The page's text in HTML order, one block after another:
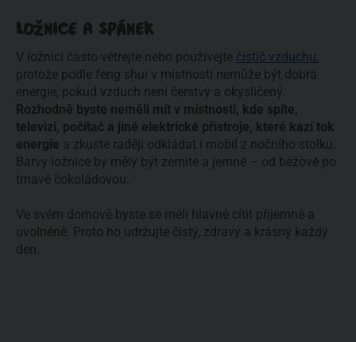
LOŽNICE A SPÁNEK
V ložnici často větrejte nebo používejte čistič vzduchu,
protože podle feng shui v místnosti nemůže být dobrá
Rozhodně byste neměli mít v místnosti, kde spíte,
televizi, počítač a jiné elektrické přístroje, které kazí tok
energie a zkuste raději odkládat i mobil z nočního stolku.
Barvy ložnice by měly být zemité a jemné – od béžové po
tmavě čokoládovou.
Ve svém domově byste se měli hlavně cítit příjemně a
uvolněně. Proto ho udržujte čistý, zdravý a krásný každý
den.